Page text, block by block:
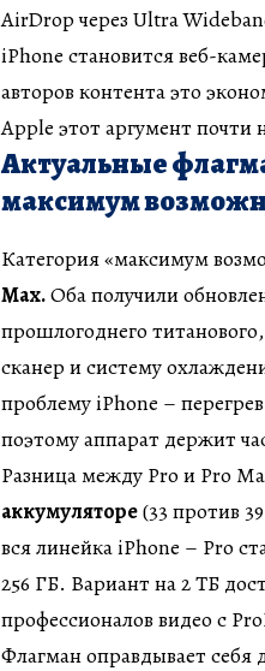
AirDrop через Ultra
iPhone становится веб-
авторов контента это
Apple этот аргумент почти
Актуальные
максимум
Категория «максимум
Max.Оба получили
прошлогоднего
сканер и систему
проблему iPhone –
поэтому аппарат держит
Разница между Pro и Pro
аккумуляторе(33 против
вся линейка iPhone – Pro
256 ГБ. Вариант на 2 ТБ
профессионалов видео с
Флагман оправдывает себя